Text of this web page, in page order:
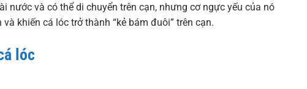
nước và có thể di chuyển trên cạn, nhưng cơ ngực yếu của nó
khiến cá lóc trở thành “kẻ bám đuôi” trên cạn.
lóc